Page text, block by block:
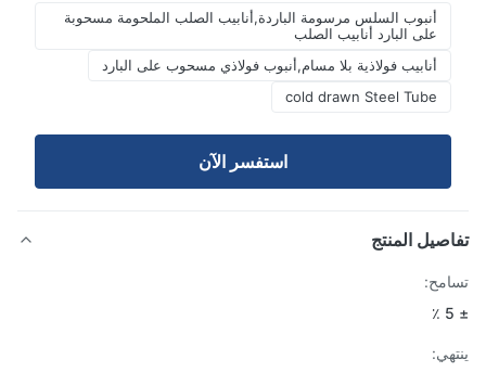
أنبوب السلس مرسومة الباردة,أنابيب الصلب الملحومة مسحوبة
على البارد أنابيب الصلب
أنابيب فولاذية بلا مسام,أنبوب فولاذي مسحوب على البارد
cold drawn Steel Tube
استفسر الآن
المنتج